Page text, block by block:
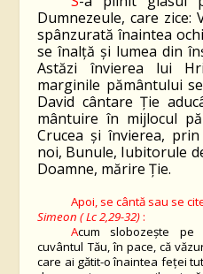
Dumnezeule, care zice:
spânzurată înaintea
se înalță și lumea din
Astăzi învierea lui
marginile pământului
David cântare Ție
mântuire în mijlocul
Crucea și învierea,
noi, Bunule, Iubitorule
Doamne, mărire Ție.
Apoi, se cântă sau se
Simeon ( Lc 2,29-32) :
Acum slobozeşte pe
cuvântul Tău, în pace, că
care ai gătit-o înaintea feței